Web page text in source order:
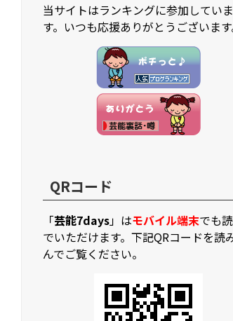
当サイトはランキングに参加していま
す。いつも応援ありがとうございます
QRコード
「芸能7days」はモバイル端末でも
でいただけます。下記QRコードを読
んでご覧ください。